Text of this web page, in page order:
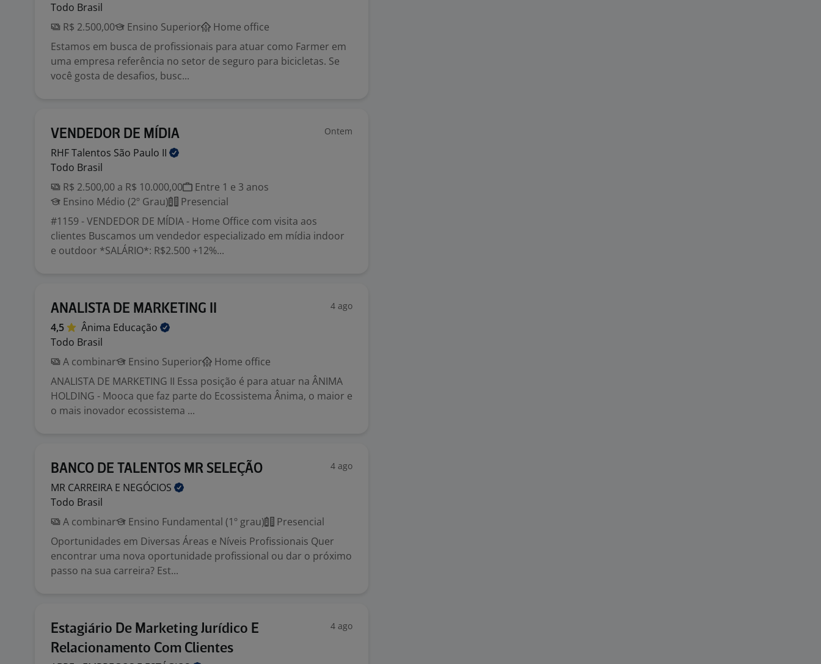
Todo Brasil
R$ 2.500,00
Ensino Superior
Home office
Estamos em busca de profissionais para atuar como Farmer em
uma empresa referência no setor de seguro para bicicletas. Se
você gosta de desafios, busc...
VENDEDOR DE MÍDIA Ontem
RHF Talentos São Paulo II
Todo Brasil
R$ 2.500,00 a R$ 10.000,00
Entre 1 e 3 anos
Ensino Médio (2º Grau)
Presencial
#1159 - VENDEDOR DE MÍDIA - Home Office com visita aos
clientes Buscamos um vendedor especializado em mídia indoor
e outdoor *SALÁRIO*: R$2.500 +12%...
ANALISTA DE MARKETING II 4 ago
4,5 Ânima Educação
Todo Brasil
A combinar
Ensino Superior
Home office
ANALISTA DE MARKETING II Essa posição é para atuar na ÂNIMA
HOLDING - Mooca que faz parte do Ecossistema Ânima, o maior e
o mais inovador ecossistema ...
BANCO DE TALENTOS MR SELEÇÃO 4 ago
MR CARREIRA E NEGÓCIOS
Todo Brasil
A combinar
Ensino Fundamental (1º grau)
Presencial
Oportunidades em Diversas Áreas e Níveis Profissionais Quer
encontrar uma nova oportunidade profissional ou dar o próximo
passo na sua carreira? Est...
Estagiário De Marketing Jurídico E
Relacionamento Com Clientes
4 ago